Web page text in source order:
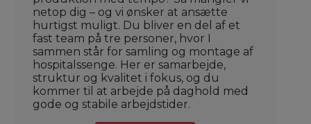
netop dig – og vi ønsker at ansætte
hurtigst muligt. Du bliver en del af et
fast team på tre personer, hvor I
sammen står for samling og montage af
hospitalssenge. Her er samarbejde,
struktur og kvalitet i fokus, og du
kommer til at arbejde på daghold med
gode og stabile arbejdstider.